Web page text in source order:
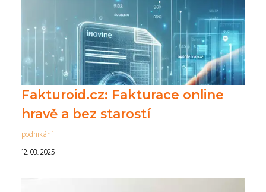
Fakturoid.cz: Fakturace online
hravě a bez starostí
podnikání
12. 03. 2025